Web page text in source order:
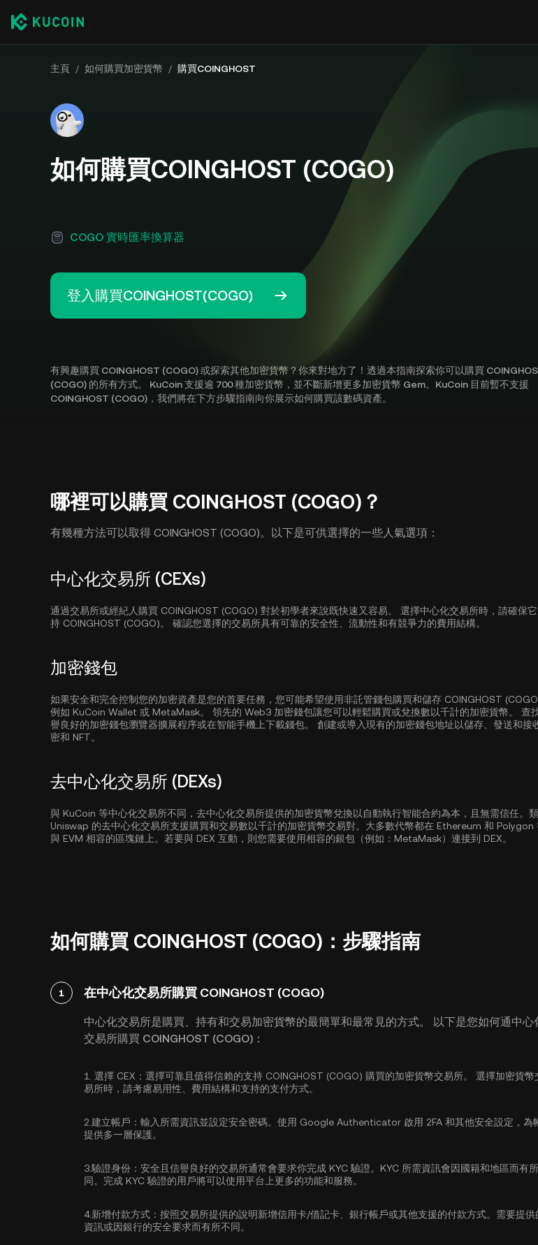
主頁 / 如何購買加密貨幣 / 購買COINGHOST
如何購買COINGHOST (COGO)
COGO 實時匯率換算器
登入購買COINGHOST(COGO)
有興趣購買 COINGHOST (COGO) 或探索其他加密貨幣？你來對地方了！透過本指南探索你可以購買
(COGO) 的所有方式。 KuCoin 支援逾 700 種加密貨幣，並不斷新增更多加密貨幣 Gem。KuCoin 目前暫不支援
COINGHOST (COGO)，我們將在下方步驟指南向你展示如何購買該數碼資產。
哪裡可以購買 COINGHOST (COGO)？
有幾種方法可以取得 COINGHOST (COGO)。以下是可供選擇的一些人氣選項：
中心化交易所 (CEXs)
通過交易所或經紀人購買 COINGHOST (COGO) 對於初學者來說既快速又容易。 選擇中心化交易所時，請確保
持 COINGHOST (COGO)。 確認您選擇的交易所具有可靠的安全性、流動性和有競爭力的費用結構。
加密錢包
如果安全和完全控制您的加密資產是您的首要任務，您可能希望使用非託管錢包購買和儲存 COINGHOST
例如 KuCoin Wallet 或 MetaMask。 領先的 Web3 加密錢包讓您可以輕鬆購買或兌換數以千計的加密貨幣。 查
譽良好的加密錢包瀏覽器擴展程序或在智能手機上下載錢包。 創建或導入現有的加密錢包地址以儲存、發送和接
密和 NFT。
去中心化交易所 (DEXs)
與 KuCoin 等中心化交易所不同，去中心化交易所提供的加密貨幣兌換以自動執行智能合約為本，且無需信任。
Uniswap 的去中心化交易所支援購買和交易數以千計的加密貨幣交易對。大多數代幣都在 Ethereum 和 Polygon
與 EVM 相容的區塊鏈上。若要與 DEX 互動，則您需要使用相容的銀包（例如：MetaMask）連接到 DEX。
如何購買 COINGHOST (COGO)：步驟指南
1 在中心化交易所購買 COINGHOST (COGO)
中心化交易所是購買、持有和交易加密貨幣的最簡單和最常見的方式。 以下是您如何通中心
交易所購買 COINGHOST (COGO)：
1. 選擇 CEX： 選擇可靠且值得信賴的支持 COINGHOST (COGO) 購買的加密貨幣交易所。 選擇加密貨幣
易所時，請考慮易用性、費用結構和支持的支付方式。
2. 建立帳戶： 輸入所需資訊並設定安全密碼。使用 Google Authenticator 啟用 2FA 和其他安全設定，為
提供多一層保護。
3.驗證身份： 安全且信譽良好的交易所通常會要求你完成 KYC 驗證。KYC 所需資訊會因國籍和地區而有
同。完成 KYC 驗證的用戶將可以使用平台上更多的功能和服務。
4.新增付款方式： 按照交易所提供的說明新增信用卡/借記卡、銀行帳戶或其他支援的付款方式。需要提供
資訊或因銀行的安全要求而有所不同。